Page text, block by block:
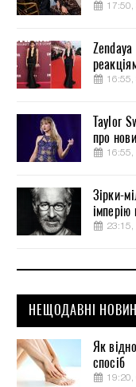
17:50,
16:55,
Taylor
про
16:55,
Зірки-
23:15,
НЕЩОДАВНІ
Як
спосіб
19:20,